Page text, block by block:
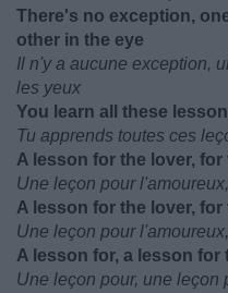
There's no exception,
other in the eye
Il n'y a aucune exception,
les yeux
You learn all these
Tu apprends toutes ces
A lesson for the lover, for
Une leçon pour
A lesson for the lover, for
Une leçon pour
A lesson for, a lesson for
Une leçon pour, une leçon